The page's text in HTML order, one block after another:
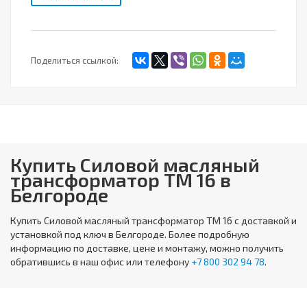
Поделиться ссылкой:
Купить Силовой масляный
трансформатор ТМ 16 в
Белгороде
Купить Силовой масляный трансформатор ТМ 16 с доставкой и
установкой под ключ в Белгороде. Более подробную
информацию по доставке, цене и монтажу, можно получить
обратившись в наш офис или телефону +7 800 302 94 78.